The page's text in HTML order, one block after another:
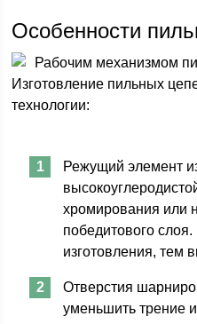
Особенности
Рабочим механизмом
Изготовление пильных
технологии:
Режущий элемент
хромирования или
победитового
изготовления, тем
Отверстия
уменьшить трение